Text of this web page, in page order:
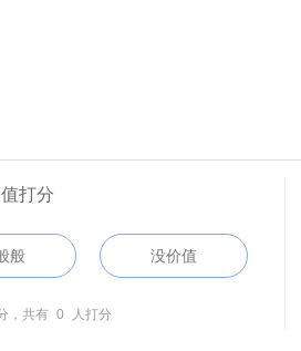
打分
般 没价值
，共有 0 人打分